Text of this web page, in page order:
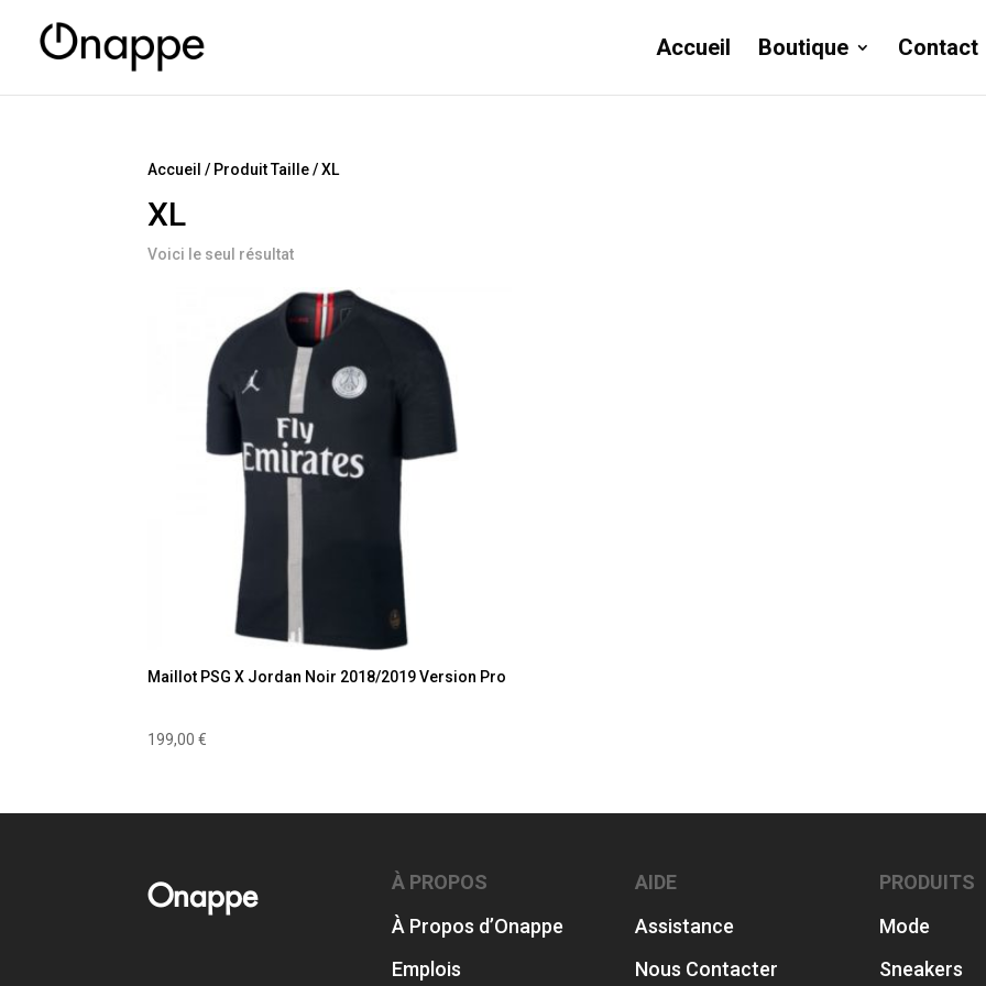
Accueil Boutique Contact
Accueil / Produit Taille / XL
XL
Voici le seul résultat
Maillot PSG X Jordan Noir 2018/2019 Version Pro
199,00€
Onappe
À PROPOS
À Propos d’Onappe
Emplois
AIDE
Assistance
Nous Contacter
PRODUITS
Mode
Sneakers